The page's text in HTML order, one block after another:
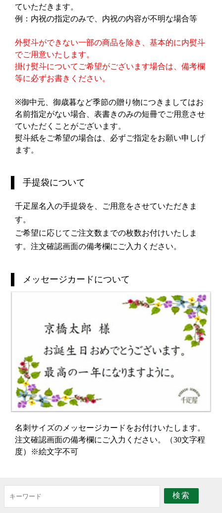
ていただきます。
例：内祝の指定のみで、内祝の内容が不明な場合等
外熨斗ができない一部の商品を除き、基本的に内熨斗
でご用意いたします。
掛け熨斗についてご希望がございます場合は、備考欄
等に必ずお書きください。
※御中元、御歳暮など季節の贈り物につきましてはお
名前指定がない場合、表書きのみの短冊でご用意させ
ていただくことがございます。
熨斗紙をご希望の場合は、必ずご指定をお願い申しげ
ます。
手提袋について
千疋屋名入の手提袋を、ご用意をさせていただきま
す。
ご希望に応じてご注文数までの枚数お付けいたしま
す。注文確認画面の備考欄にご入力ください。
メッセージカードについて
名刺サイズのメッセージカードをお付けいたします。
注文確認画面の備考欄にご入力ください。（30文字程
度）※絵文字不可